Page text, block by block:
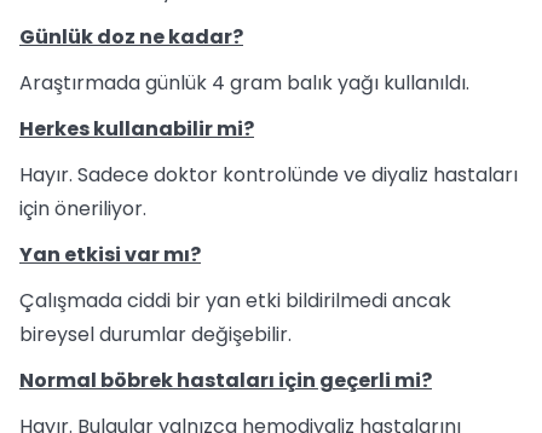
Günlük doz ne kadar?
Araştırmada günlük 4 gram balık yağı kullanıldı.
Herkes kullanabilir mi?
Hayır. Sadece doktor kontrolünde ve diyaliz hastaları
için öneriliyor.
Yan etkisi var mı?
Çalışmada ciddi bir yan etki bildirilmedi ancak
bireysel durumlar değişebilir.
Normal böbrek hastaları için geçerli mi?
Hayır. Bulgular yalnızca hemodiyaliz hastalarını